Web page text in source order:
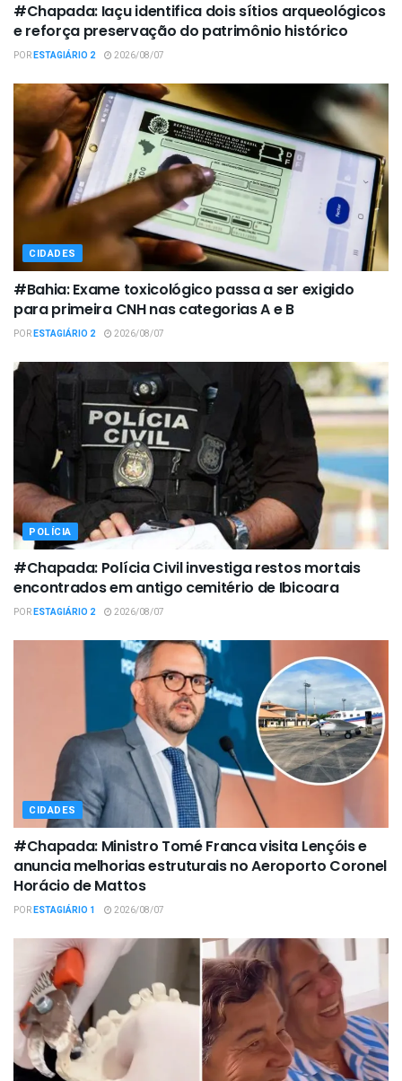
#Chapada: Iaçu identifica dois sítios arqueológicos
e reforça preservação do patrimônio histórico
PORESTAGIÁRIO 2 2026/08/07
CIDADES
#Bahia: Exame toxicológico passa a ser exigido
para primeira CNH nas categorias A e B
PORESTAGIÁRIO 2 2026/08/07
POLÍCIA
#Chapada: Polícia Civil investiga restos mortais
encontrados em antigo cemitério de Ibicoara
PORESTAGIÁRIO 2 2026/08/07
CIDADES
#Chapada: Ministro Tomé Franca visita Lençóis e
anuncia melhorias estruturais no Aeroporto Coronel
Horácio de Mattos
PORESTAGIÁRIO 1 2026/08/07